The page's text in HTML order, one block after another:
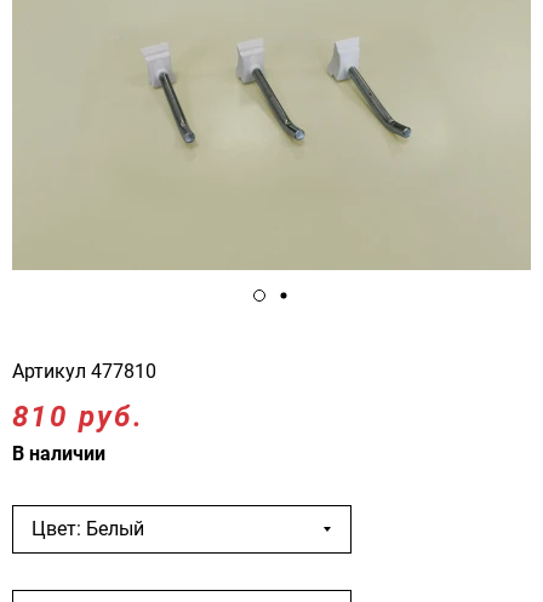
Артикул 477810
810 руб.
В наличии
Цвет: Белый